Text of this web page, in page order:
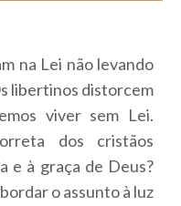
na Lei não levando
libertinos distorcem
viver sem Lei.
dos cristãos
e à graça de Deus?
o assunto à luz